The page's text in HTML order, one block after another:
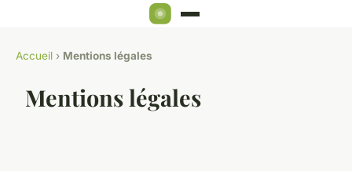
Accueil › Mentions légales
Mentions légales